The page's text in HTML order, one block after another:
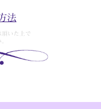
法
頂いた上で